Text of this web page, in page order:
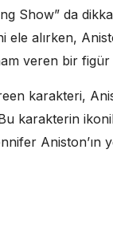
Show” da
ele alırken,
veren bir figür
karakteri,
karakterin
Aniston’ın